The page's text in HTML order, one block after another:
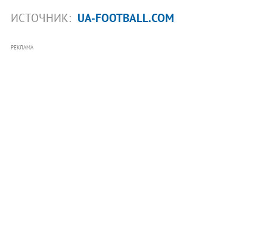
ИСТОЧНИК: UA-FOOTBALL.COM
РЕКЛАМА